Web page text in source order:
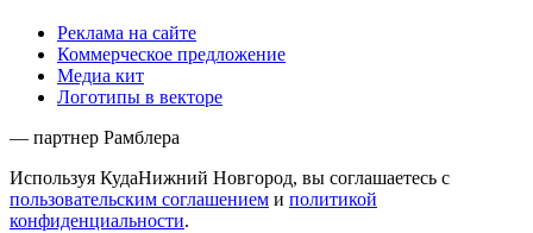
Реклама на сайте
Коммерческое предложение
Медиа кит
Логотипы в векторе
— партнер Рамблера
Используя КудаНижний Новгород, вы соглашаетесь с
пользовательским соглашением и политикой
конфиденциальности.